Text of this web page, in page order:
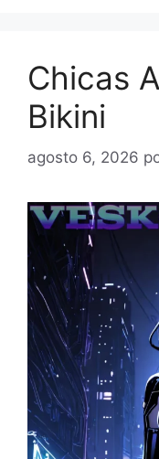
Chicas
Bikini
agosto 6, 2026